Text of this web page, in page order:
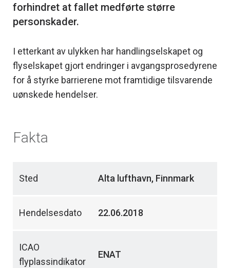
forhindret at fallet medførte større
I etterkant av ulykken har handlingselskapet og
flyselskapet gjort endringer i avgangsprosedyrene
for å styrke barrierene mot framtidige tilsvarende
uønskede hendelser.
Fakta
Sted Alta lufthavn, Finnmark
Hendelsesdato 22.06.2018
ICAO
flyplassindikator
ENAT